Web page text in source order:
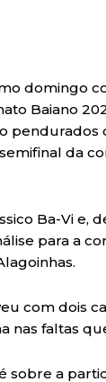
domingo
Baiano
pendurados
da
Ba-Vi e,
para a
com dois
nas faltas
sobre a